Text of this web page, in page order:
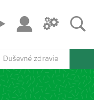
Duševné zdravie